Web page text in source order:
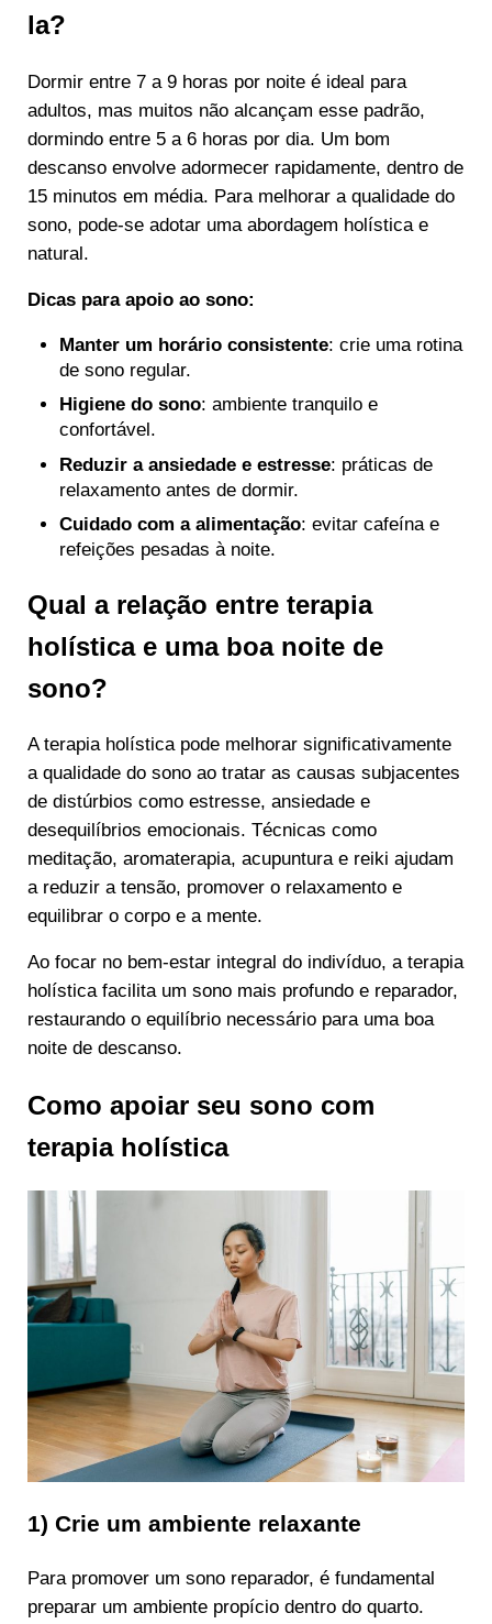
la?
Dormir entre 7 a 9 horas por noite é ideal para
adultos, mas muitos não alcançam esse padrão,
dormindo entre 5 a 6 horas por dia. Um bom
descanso envolve adormecer rapidamente, dentro de
15 minutos em média. Para melhorar a qualidade do
sono, pode-se adotar uma abordagem holística e
natural.
Dicas para apoio ao sono:
Manter um horário consistente: crie uma rotina
de sono regular.
Higiene do sono: ambiente tranquilo e
confortável.
Reduzir a ansiedade e estresse: práticas de
relaxamento antes de dormir.
Cuidado com a alimentação: evitar cafeína e
refeições pesadas à noite.
Qual a relação entre terapia
holística e uma boa noite de
sono?
A terapia holística pode melhorar significativamente
a qualidade do sono ao tratar as causas subjacentes
de distúrbios como estresse, ansiedade e
desequilíbrios emocionais. Técnicas como
meditação, aromaterapia, acupuntura e reiki ajudam
a reduzir a tensão, promover o relaxamento e
equilibrar o corpo e a mente.
Ao focar no bem-estar integral do indivíduo, a terapia
holística facilita um sono mais profundo e reparador,
restaurando o equilíbrio necessário para uma boa
noite de descanso.
Como apoiar seu sono com
terapia holística
1) Crie um ambiente relaxante
Para promover um sono reparador, é fundamental
preparar um ambiente propício dentro do quarto.